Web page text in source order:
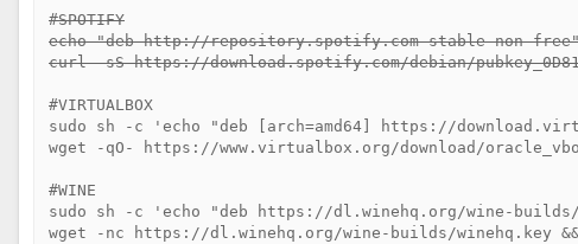
#SPOTIFY
echo "deb http://repository.spotify.com stable non-
curl -sS https://download.spotify.com/debian/
#VIRTUALBOX
sudo sh -c 'echo "deb [arch=amd64] https://
wget -qO- https://www.virtualbox.org/download/
#WINE
sudo sh -c 'echo "deb https://dl.winehq.org/wine-
wget -nc https://dl.winehq.org/wine-builds/winehq.key